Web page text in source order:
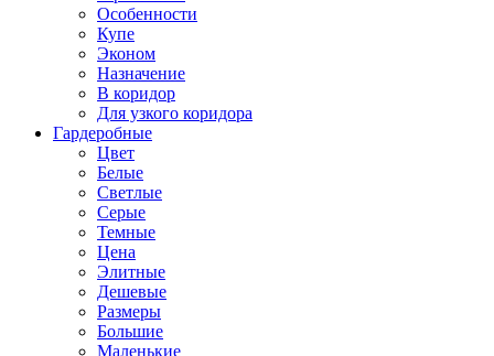
Особенности
Купе
Эконом
Назначение
В коридор
Для узкого коридора
Гардеробные
Цвет
Белые
Светлые
Серые
Темные
Цена
Элитные
Дешевые
Размеры
Большие
Маленькие